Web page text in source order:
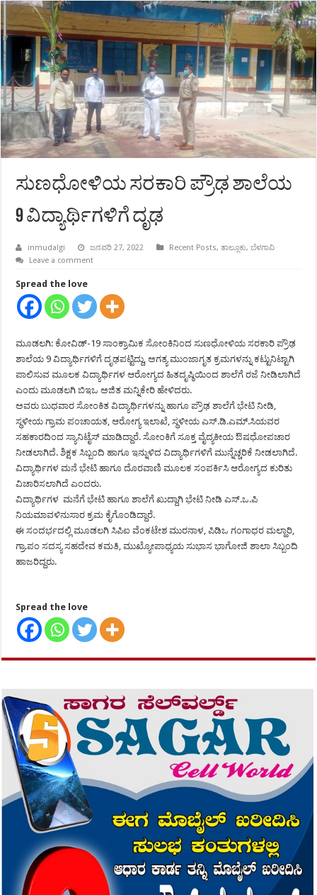
ಸುಣಧೋಳಿಯ ಸರಕಾರಿ ಪ್ರೌಢ ಶಾಲೆಯ
9 ವಿದ್ಯಾರ್ಥಿಗಳಿಗೆ ದೃಢ
inmudalgi ಜನವರಿ 27, 2022 Recent Posts,ತಾಲ್ಲೂಕು,ಬೆಳಗಾವಿ
Leave a comment
Spread the love
ಮೂಡಲಗಿ: ಕೋವಿಡ್-19 ಸಾಂಕ್ರಾಮಿಕ ಸೋಂಕಿನಿಂದ ಸುಣಧೋಳಿಯ ಸರಕಾರಿ ಪ್ರೌಢ
ಶಾಲೆಯ 9 ವಿದ್ಯಾರ್ಥಿಗಳಿಗೆ ದೃಢಪಟ್ಟಿದ್ದು, ಅಗತ್ಯ ಮುಂಜಾಗೃತ ಕ್ರಮಗಳನ್ನು ಕಟ್ಟುನಿಟ್ಟಾಗಿ
ಪಾಲಿಸುವ ಮೂಲಕ ವಿದ್ಯಾರ್ಥಿಗಳ ಆರೋಗ್ಯದ ಹಿತದೃಷ್ಠಿಯಿಂದ ಶಾಲೆಗೆ ರಜೆ ನೀಡಿಲಾಗಿದೆ
ಎಂದು ಮೂಡಲಗಿ ಬಿಇಒ ಅಜಿತ ಮನ್ನಿಕೇರಿ ಹೇಳಿದರು.
ಅವರು ಬುಧವಾರ ಸೋಂಕಿತ ವಿದ್ಯಾರ್ಥಿಗಳನ್ನು ಹಾಗೂ ಪ್ರೌಢ ಶಾಲೆಗೆ ಭೇಟಿ ನೀಡಿ,
ಸ್ಥಳೀಯ ಗ್ರಾಮ ಪಂಚಾಯತ, ಆರೋಗ್ಯ ಇಲಾಖೆ, ಸ್ಥಳೀಯ ಎಸ್.ಡಿ.ಎಮ್.ಸಿಯವರ
ಸಹಕಾರದಿಂದ ಸ್ಯಾನಿಟೈಸ್ ಮಾಡಿದ್ದಾರೆ. ಸೋಂಕಿಗೆ ಸೂಕ್ತ ವೈದ್ಯಕೀಯ ಔಷಧೋಪಚಾರ
ನೀಡಲಾಗಿದೆ. ಶಿಕ್ಷಕ ಸಿಬ್ಬಂದಿ ಹಾಗೂ ಇನ್ನುಳಿದ ವಿದ್ಯಾರ್ಥಿಗಳಿಗೆ ಮುನ್ನೆಚ್ಚರಿಕೆ ನೀಡಲಾಗಿದೆ.
ವಿದ್ಯಾರ್ಥಿಗಳ ಮನೆ ಭೇಟಿ ಹಾಗೂ ದೊರವಾಣಿ ಮೂಲಕ ಸಂಪರ್ಕಿಸಿ ಆರೋಗ್ಯದ ಕುರಿತು
ವಿಚಾರಿಸಲಾಗಿದೆ ಎಂದರು.
ವಿದ್ಯಾರ್ಥಿಗಳ ಮನೆಗೆ ಭೇಟಿ ಹಾಗೂ ಶಾಲೆಗೆ ಖುದ್ದಾಗಿ ಭೇಟಿ ನೀಡಿ ಎಸ್.ಒ.ಪಿ
ನಿಯಮಾವಳಿನುಸಾರ ಕ್ರಮ ಕೈಗೊಂಡಿದ್ದಾರೆ.
ಈ ಸಂದರ್ಭದಲ್ಲಿ ಮೂಡಲಗಿ ಸಿಪಿಐ ವೆಂಕಟೇಶ ಮುರನಾಳ, ಪಿಡಿಒ ಗಂಗಾಧರ ಮಲ್ಹಾರಿ,
ಗ್ರಾ.ಪಂ ಸದಸ್ಯ ಸಹದೇವ ಕಮತಿ, ಮುಖ್ಯೋಪಾಧ್ಯಯ ಸುಭಾಸ ಭಾಗೋಜಿ ಶಾಲಾ ಸಿಬ್ಬಂದಿ
ಹಾಜರಿದ್ದರು.
Spread the love